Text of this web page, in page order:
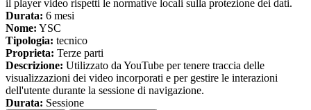
il player video rispetti le normative locali sulla protezione dei dati.
Durata: 6 mesi
Nome: YSC
Tipologia: tecnico
Proprieta: Terze parti
Descrizione: Utilizzato da YouTube per tenere traccia delle
visualizzazioni dei video incorporati e per gestire le interazioni
dell'utente durante la sessione di navigazione.
Durata: Sessione